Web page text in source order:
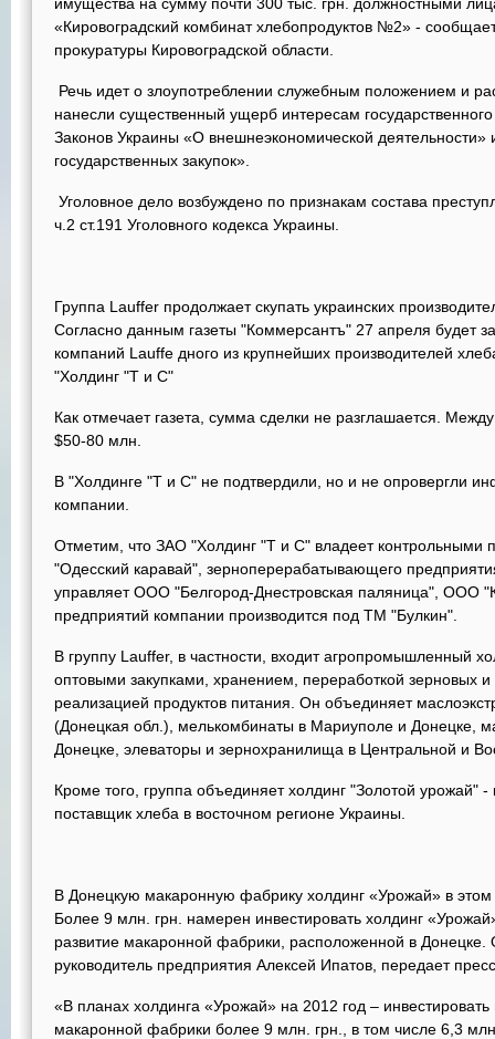
«Кировоградский комбинат хлебопродуктов №2» -
прокуратуры Кировоградской области.
Речь идет о злоупотреблении служебным положением и
нанесли существенный ущерб интересам
Законов Украины «О внешнеэкономической
государственных закупок».
Уголовное дело возбуждено по признакам состава
ч.2 ст.191 Уголовного кодекса Украины.
Группа Lauffer продолжает скупать украинских
Согласно данным газеты "Коммерсантъ" 27 апреля будет
компаний Lauffe дного из крупнейших производителей
"Холдинг "Т и С"
Как отмечает газета, сумма сделки не разглашается.
$50-80 млн.
В "Холдинге "Т и С" не подтвердили, но и не опровергли
компании.
Отметим, что ЗАО "Холдинг "Т и С" владеет контрольными
"Одесский каравай", зерноперерабатывающего
управляет ООО "Белгород-Днестровская паляница", ООО
предприятий компании производится под ТМ "Булкин".
В группу Lauffer, в частности, входит агропромышленный
оптовыми закупками, хранением, переработкой зерновых
реализацией продуктов питания. Он объединяет
(Донецкая обл.), мелькомбинаты в Мариуполе и Донецке,
Донецке, элеваторы и зернохранилища в Центральной и
Кроме того, группа объединяет холдинг "Золотой урожай"
поставщик хлеба в восточном регионе Украины.
В Донецкую макаронную фабрику холдинг «Урожай» в этом
Более 9 млн. грн. намерен инвестировать холдинг
развитие макаронной фабрики, расположенной в
руководитель предприятия Алексей Ипатов, передает
«В планах холдинга «Урожай» на 2012 год –
макаронной фабрики более 9 млн. грн., в том числе 6,3